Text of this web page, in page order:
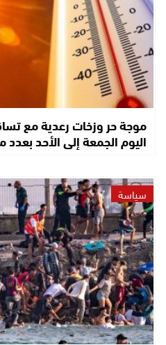
موجة حر وزخات رعدية مع
اليوم الجمعة إلى الأحد
سياسة